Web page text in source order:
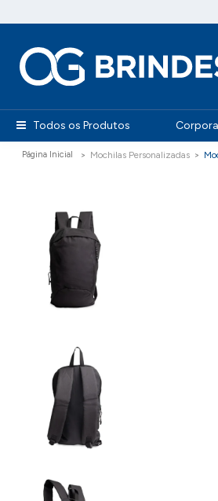
Todos os Produtos
Mochilas Personalizadas